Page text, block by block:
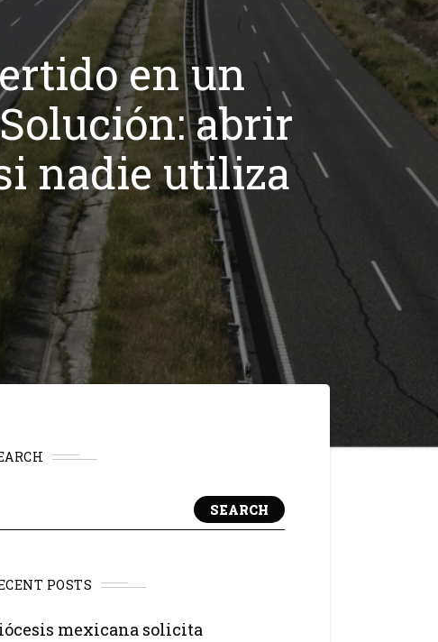
en un
abrir
nadie utiliza
SEARCH
POSTS
mexicana solicita